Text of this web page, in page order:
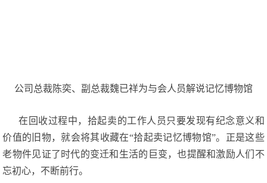
公司总裁陈奕、副总裁魏已祥为与会人员解说记忆博物馆
在回收过程中，拾起卖的工作人员只要发现有纪念意义和
价值的旧物，就会将其收藏在“拾起卖记忆博物馆”。正是这些
老物件见证了时代的变迁和生活的巨变，也提醒和激励人们不
忘初心，不断前行。